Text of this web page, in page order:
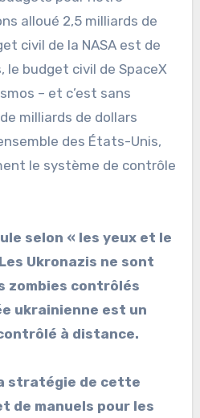
alloué 2,5 milliards de
civil de la NASA est de
le budget civil de SpaceX
– et c’est sans
milliards de dollars
des États-Unis,
le système de contrôle
selon « les yeux et le
Ukronazis ne sont
zombies contrôlés
ukrainienne est un
à distance.
stratégie de cette
de manuels pour les